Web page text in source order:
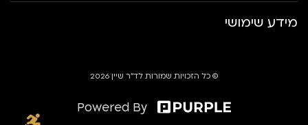
מידע שימושי
© כל הזכויות שמורות לד״ר שיין 2026
Powered By